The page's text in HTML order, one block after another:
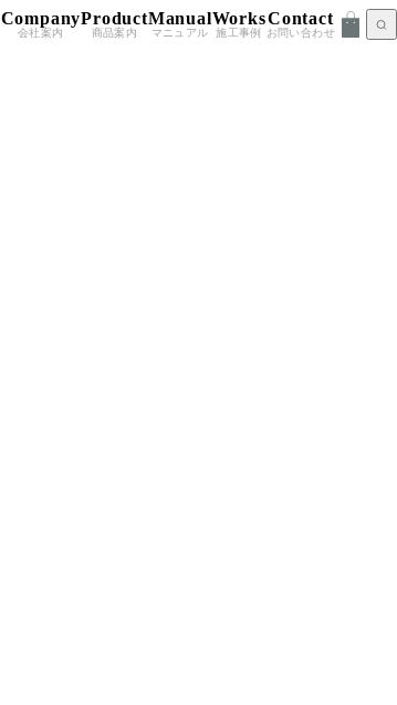
Company
会社案内
Product
商品案内
Manual
マニュアル
Works
施工事例
Contact
お問い合わせ